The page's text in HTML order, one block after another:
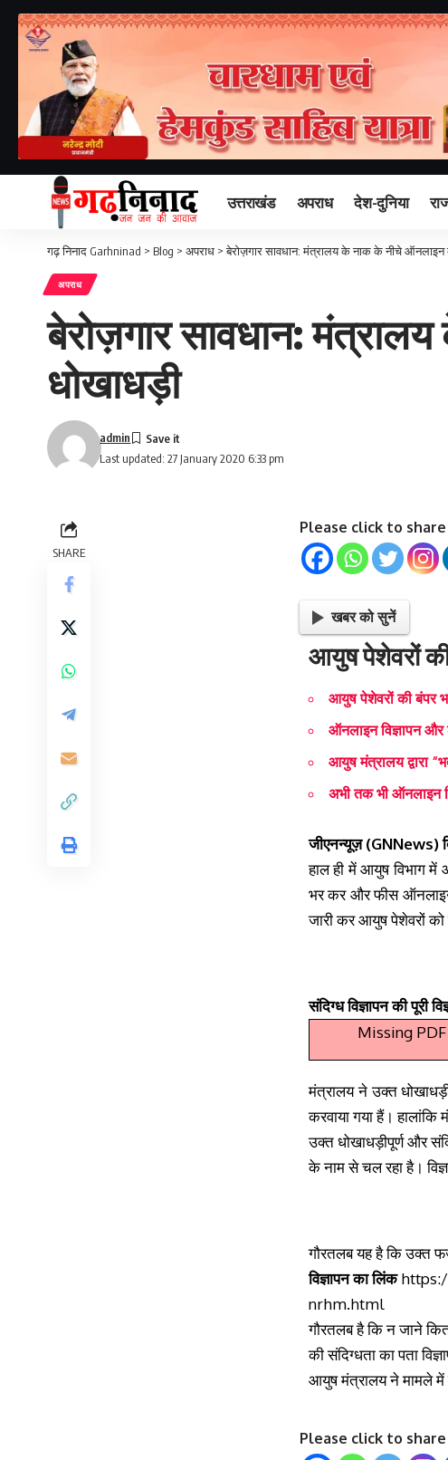
उत्तराखंड अपराध देश-दुनिया
गढ़ निनाद Garhninad > Blog > अपराध >बेरोज़गार सावधान: मंत्रालय के नाक के नीचे
अपराध
बेरोज़गार सावधान:
धोखाधड़ी
Last updated: 27 January 2020 6:33 pm
admin
SHARE
Please click to
खबर को सुनें
आयुष पेशेवरों की
आयुष पेशेवरों की बंपर
ऑनलाइन विज्ञापन
आयुष मंत्रालय द्वारा
अभी तक भी ऑनलाइन
जीएनन्यूज़ (GNNews)
हाल ही में आयुष विभाग में
भर कर और फीस
जारी कर आयुष पेशेवरों
संदिग्ध विज्ञापन की पूरी
Missing
मंत्रालय ने उक्त
करवाया गया हैं। हालांकि
उक्त धोखाधड़ीपूर्ण और
के नाम से चल रहा है।
गौरतलब यह है कि उक्त
विज्ञापन का लिंक
nrhm.html
गौरतलब है कि न जाने
कीसंदिग्धता का पता
आयुष मंत्रालय ने मामले में
Please click to